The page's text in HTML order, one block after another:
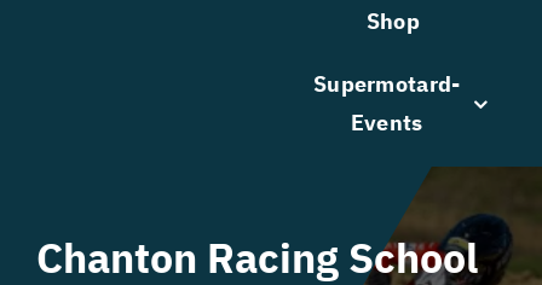
Shop
Supermotard-
Events
Chanton Racing School